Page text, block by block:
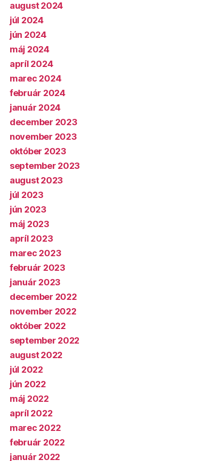
august 2024
júl 2024
jún 2024
máj 2024
apríl 2024
marec 2024
február 2024
január 2024
december 2023
november 2023
október 2023
september 2023
august 2023
júl 2023
jún 2023
máj 2023
apríl 2023
marec 2023
február 2023
január 2023
december 2022
november 2022
október 2022
september 2022
august 2022
júl 2022
jún 2022
máj 2022
apríl 2022
marec 2022
február 2022
január 2022